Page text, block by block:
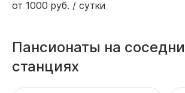
от 1000 руб. / сутки
Пансионаты на
станциях